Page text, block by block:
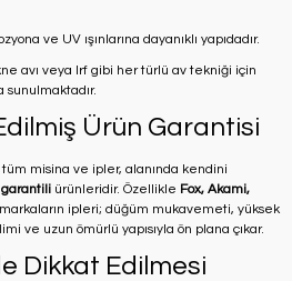
ve UV ışınlarına dayanıklı yapıdadır.
avı veya lrf gibi her türlü av tekniği için
sunulmaktadır.
Ürün Garantisi
tüm misina ve ipler, alanında kendini
ürünleridir. Özellikle Fox, Akami,
ipleri; düğüm mukavemeti, yüksek
ve uzun ömürlü yapısıyla ön plana çıkar.
Dikkat Edilmesi